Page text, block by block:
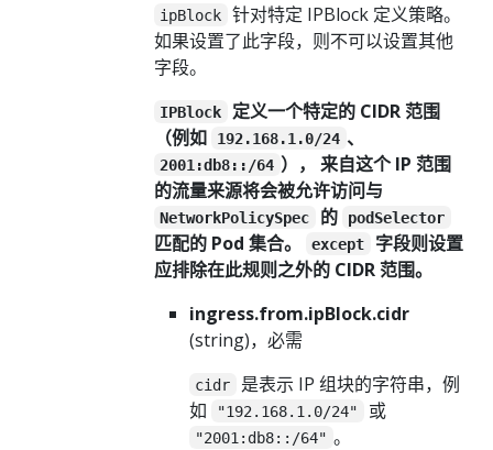
ipBlock
针对特定 IPBlock 定义策略。
如果设置了此字段，则不可以设置其他
字段。
IPBlock
定义一个特定的 CIDR 范围
（例如
192.168.1.0/24 、
2001:db8::/64 ）， 来自这个 IP 范围
的流量来源将会被允许访问与
NetworkPolicySpec 的 podSelector
匹配的 Pod 集合。 except
字段则设置
应排除在此规则之外的 CIDR 范围。
ingress.from.ipBlock.cidr
(string)，必需
cidr
是表示 IP 组块的字符串，例
如
"192.168.1.0/24" 或
"2001:db8::/64" 。